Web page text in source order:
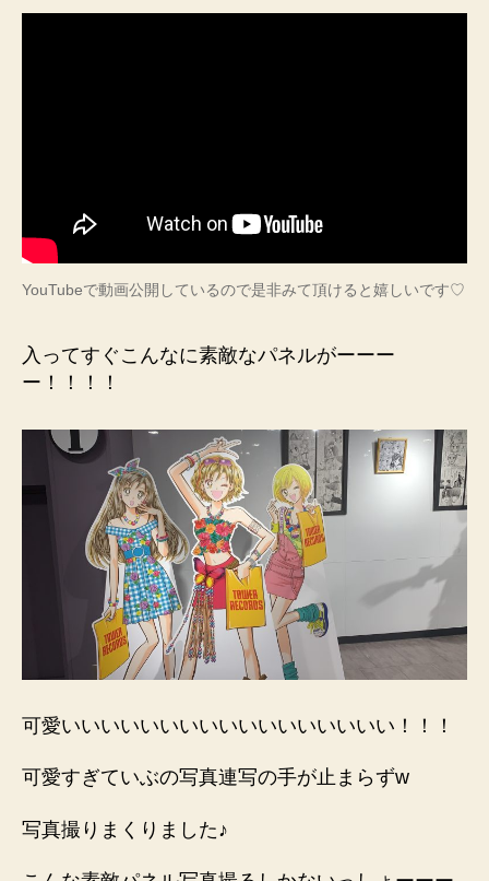
YouTubeで動画公開しているので是非みて頂けると嬉しいです♡
入ってすぐこんなに素敵なパネルがーーー
ー！！！！
可愛いいいいいいいいいいいいいいいいい！！！
可愛すぎていぶの写真連写の手が止まらずw
写真撮りまくりました♪